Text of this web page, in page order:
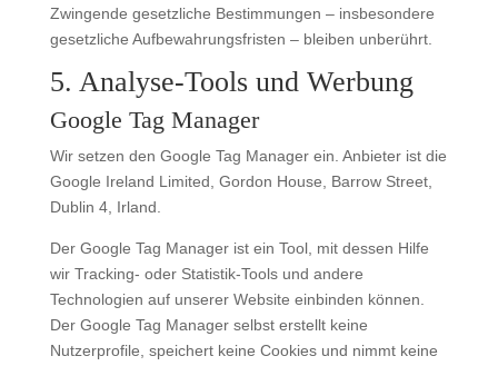
Zwingende gesetzliche Bestimmungen – insbesondere
gesetzliche Aufbewahrungsfristen – bleiben unberührt.
5. Analyse-Tools und Werbung
Google Tag Manager
Wir setzen den Google Tag Manager ein. Anbieter ist die
Google Ireland Limited, Gordon House, Barrow Street,
Dublin 4, Irland.
Der Google Tag Manager ist ein Tool, mit dessen Hilfe
wir Tracking- oder Statistik-Tools und andere
Technologien auf unserer Website einbinden können.
Der Google Tag Manager selbst erstellt keine
Nutzerprofile, speichert keine Cookies und nimmt keine